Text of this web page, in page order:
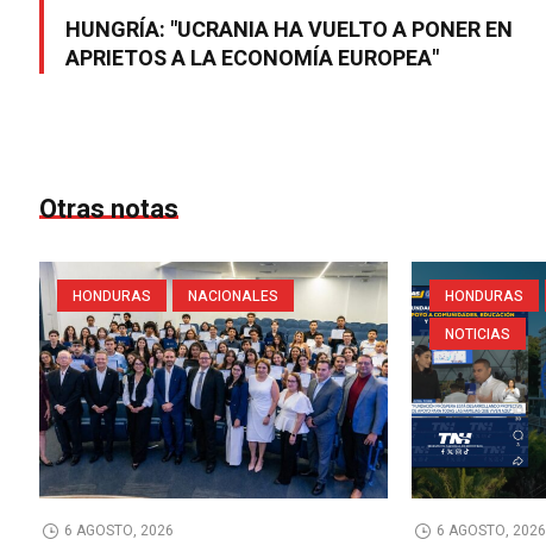
HUNGRÍA: "UCRANIA HA VUELTO A PONER EN
APRIETOS A LA ECONOMÍA EUROPEA"
Otras notas
HONDURAS NACIONALES
6 AGOSTO, 2026
HONDURAS
NOTICIAS
6 AGOSTO, 2026